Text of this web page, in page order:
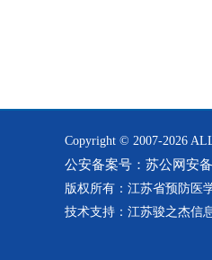
Copyright © 2007-2026
公安备案号：苏公网安
版权所有：江苏省预防医
技术支持：江苏骏之杰信